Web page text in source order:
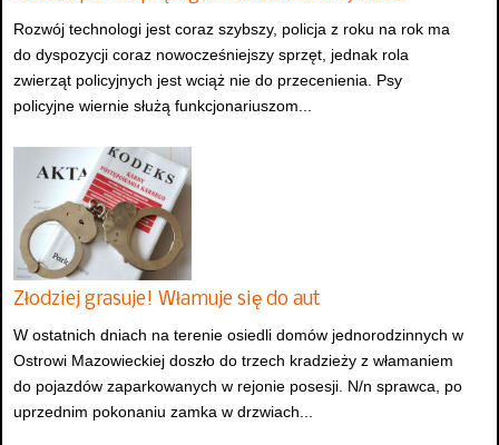
Rozwój technologi jest coraz szybszy, policja z roku na rok ma
do dyspozycji coraz nowocześniejszy sprzęt, jednak rola
zwierząt policyjnych jest wciąż nie do przecenienia. Psy
policyjne wiernie służą funkcjonariuszom...
Złodziej grasuje! Włamuje się do aut
W ostatnich dniach na terenie osiedli domów jednorodzinnych w
Ostrowi Mazowieckiej doszło do trzech kradzieży z włamaniem
do pojazdów zaparkowanych w rejonie posesji. N/n sprawca, po
uprzednim pokonaniu zamka w drzwiach...